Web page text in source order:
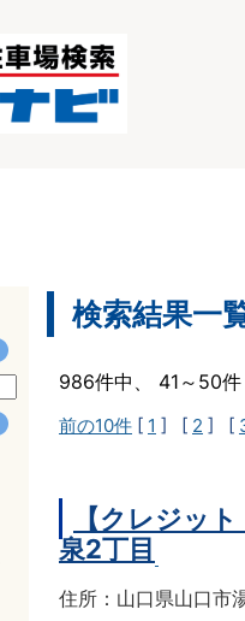
検索結果一
986件中、 41～50
前の10件 [ 1 ] [ 2 ] [
【クレジッ
泉2丁目
住所：山口県山口市